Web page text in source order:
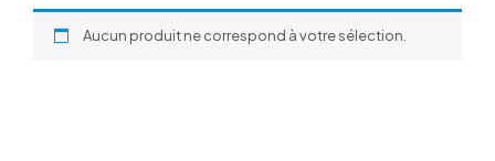
Aucun produit ne correspond à votre sélection.